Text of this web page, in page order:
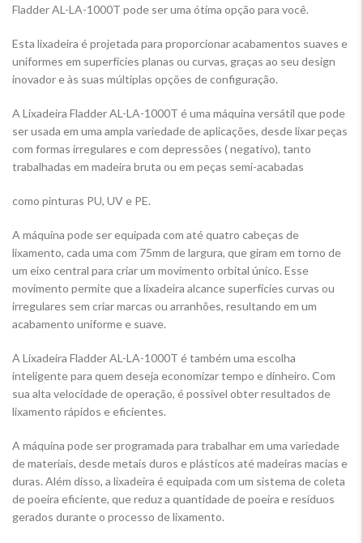
Fladder AL-LA-1000T pode ser uma ótima opção para você.
Esta lixadeira é projetada para proporcionar acabamentos suaves e
uniformes em superfícies planas ou curvas, graças ao seu design
inovador e às suas múltiplas opções de configuração.
A Lixadeira Fladder AL-LA-1000T é uma máquina versátil que pode
ser usada em uma ampla variedade de aplicações, desde lixar peças
com formas irregulares e com depressões ( negativo), tanto
trabalhadas em madeira bruta ou em peças semi-acabadas
como pinturas PU, UV e PE.
A máquina pode ser equipada com até quatro cabeças de
lixamento, cada uma com 75mm de largura, que giram em torno de
um eixo central para criar um movimento orbital único. Esse
movimento permite que a lixadeira alcance superfícies curvas ou
irregulares sem criar marcas ou arranhões, resultando em um
acabamento uniforme e suave.
A Lixadeira Fladder AL-LA-1000T é também uma escolha
inteligente para quem deseja economizar tempo e dinheiro. Com
sua alta velocidade de operação, é possível obter resultados de
lixamento rápidos e eficientes.
A máquina pode ser programada para trabalhar em uma variedade
de materiais, desde metais duros e plásticos até madeiras macias e
duras. Além disso, a lixadeira é equipada com um sistema de coleta
de poeira eficiente, que reduz a quantidade de poeira e resíduos
gerados durante o processo de lixamento.